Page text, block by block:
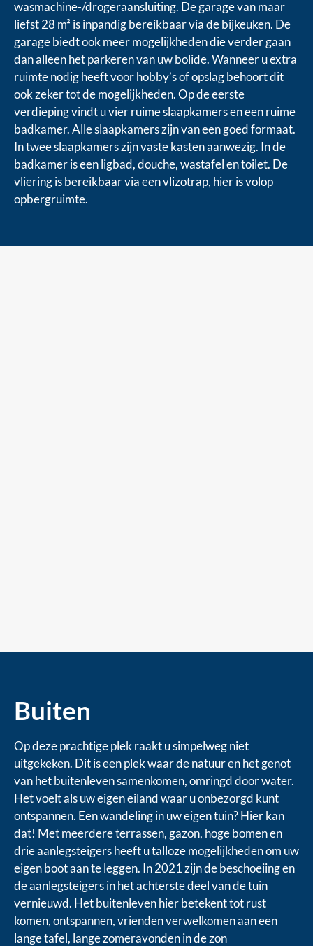
wasmachine-/drogeraansluiting. De garage van maar
liefst 28 m² is inpandig bereikbaar via de bijkeuken. De
garage biedt ook meer mogelijkheden die verder gaan
dan alleen het parkeren van uw bolide. Wanneer u extra
ruimte nodig heeft voor hobby’s of opslag behoort dit
ook zeker tot de mogelijkheden. Op de eerste
verdieping vindt u vier ruime slaapkamers en een ruime
badkamer. Alle slaapkamers zijn van een goed formaat.
In twee slaapkamers zijn vaste kasten aanwezig. In de
badkamer is een ligbad, douche, wastafel en toilet. De
vliering is bereikbaar via een vlizotrap, hier is volop
opbergruimte.
Buiten
Op deze prachtige plek raakt u simpelweg niet
uitgekeken. Dit is een plek waar de natuur en het genot
van het buitenleven samenkomen, omringd door water.
Het voelt als uw eigen eiland waar u onbezorgd kunt
ontspannen. Een wandeling in uw eigen tuin? Hier kan
dat! Met meerdere terrassen, gazon, hoge bomen en
drie aanlegsteigers heeft u talloze mogelijkheden om uw
eigen boot aan te leggen. In 2021 zijn de beschoeiing en
de aanlegsteigers in het achterste deel van de tuin
vernieuwd. Het buitenleven hier betekent tot rust
komen, ontspannen, vrienden verwelkomen aan een
lange tafel, lange zomeravonden in de zon